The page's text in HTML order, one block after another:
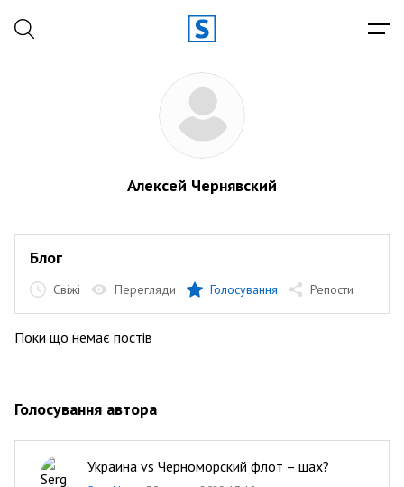
Алексей Чернявский
Блог
Свіжі Перегляди Голосування Репости
Поки що немає постів
Голосування автора
Украина vs Черноморский флот – шах?